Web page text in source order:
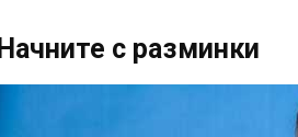
Начните с разминки